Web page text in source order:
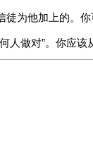
为他加上的。
人做对”。你应该